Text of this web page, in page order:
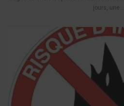
jours, une...